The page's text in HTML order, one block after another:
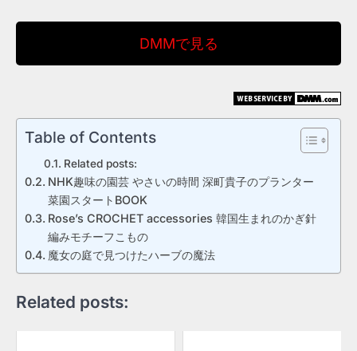
DMMで見る
Table of Contents
Related posts:
NHK趣味の園芸 やさいの時間 深町貴子のプランター
菜園スタートBOOK
Rose’s CROCHET accessories 韓国生まれのかぎ針
編みモチーフこもの
魔女の庭で見つけたハーブの魔法
Related posts: